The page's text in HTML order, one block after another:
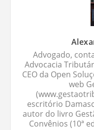
Advogado,
Advocacia
CEO da Open
web
escritório
autor do livro
Convênios (10ª